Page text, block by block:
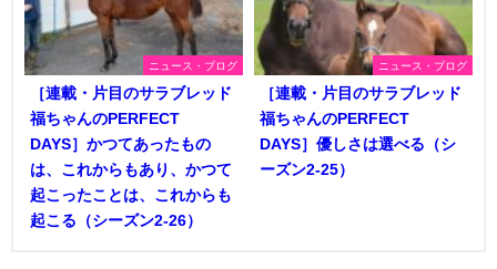
ニュース・ブログ
［連載・片目のサラブレッド
福ちゃんのPERFECT
DAYS］かつてあったもの
は、これからもあり、かつて
起こったことは、これからも
起こる（シーズン2-26）
ニュース・ブログ
［連載・片目のサラブレッド
福ちゃんのPERFECT
DAYS］優しさは選べる（シ
ーズン2-25）